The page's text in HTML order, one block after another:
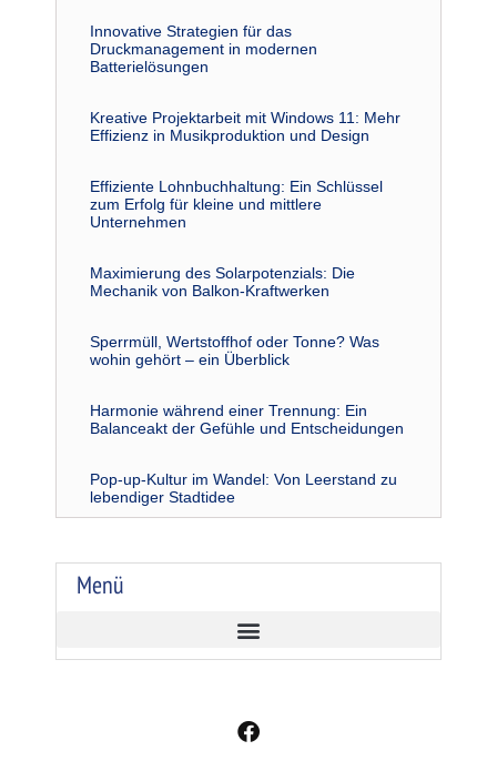
Innovative Strategien für das
Druckmanagement in modernen
Batterielösungen
Kreative Projektarbeit mit Windows 11: Mehr
Effizienz in Musikproduktion und Design
Effiziente Lohnbuchhaltung: Ein Schlüssel
zum Erfolg für kleine und mittlere
Unternehmen
Maximierung des Solarpotenzials: Die
Mechanik von Balkon-Kraftwerken
Sperrmüll, Wertstoffhof oder Tonne? Was
wohin gehört – ein Überblick
Harmonie während einer Trennung: Ein
Balanceakt der Gefühle und Entscheidungen
Pop-up-Kultur im Wandel: Von Leerstand zu
lebendiger Stadtidee
Menü
F
a